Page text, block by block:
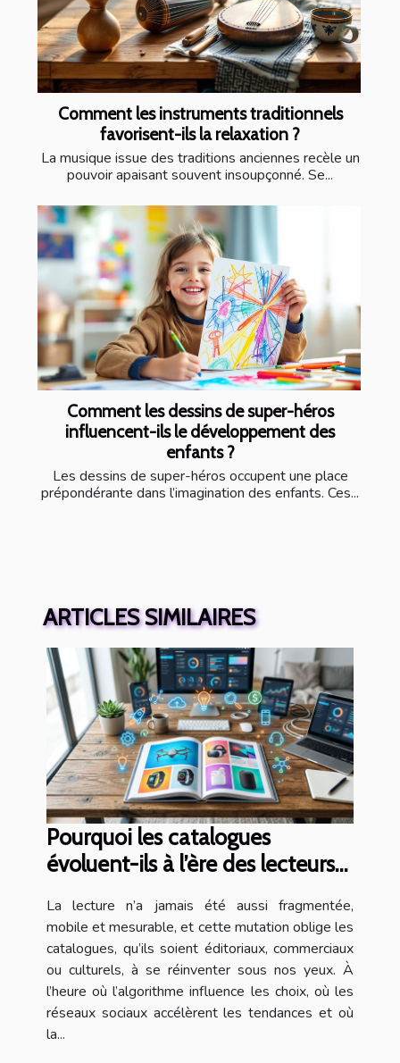
Comment les instruments traditionnels
favorisent-ils la relaxation ?
La musique issue des traditions anciennes recèle un
pouvoir apaisant souvent insoupçonné. Se...
Comment les dessins de super-héros
influencent-ils le développement des
enfants ?
Les dessins de super-héros occupent une place
prépondérante dans l’imagination des enfants. Ces...
ARTICLES SIMILAIRES
Pourquoi les catalogues
évoluent-ils à l’ère des lecteurs
La lecture n’a jamais été aussi fragmentée,
mobile et mesurable, et cette mutation oblige les
catalogues, qu’ils soient éditoriaux, commerciaux
ou culturels, à se réinventer sous nos yeux. À
l’heure où l’algorithme influence les choix, où les
réseaux sociaux accélèrent les tendances et où
la...